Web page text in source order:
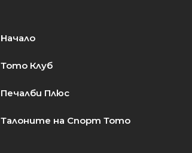
Начало
Тото Клуб
Печалби Плюс
Талоните на Спорт Тото